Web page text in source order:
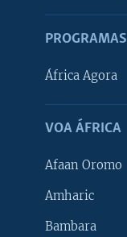
PROGRAMAS
África Agora
VOA ÁFRICA
Afaan Oromo
Amharic
Bambara